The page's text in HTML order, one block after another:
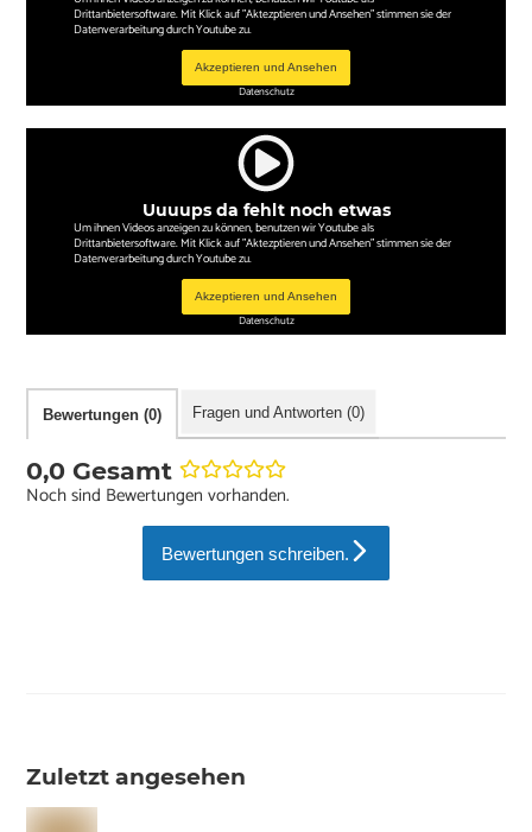
Drittanbietersoftware. Mit Klick auf "Aktezptieren und Ansehen" stimmen sie der
Datenverarbeitung durch Youtube zu.
Akzeptieren und Ansehen
Datenschutz
Uuuups da fehlt noch etwas
Um ihnen Videos anzeigen zu können, benutzen wir Youtube als
Drittanbietersoftware. Mit Klick auf "Aktezptieren und Ansehen" stimmen sie der
Datenverarbeitung durch Youtube zu.
Akzeptieren und Ansehen
Datenschutz
Bewertungen (0) Fragen und Antworten (0)
0,0 Gesamt
Noch sind Bewertungen vorhanden.
Bewertungen schreiben.
Zuletzt angesehen